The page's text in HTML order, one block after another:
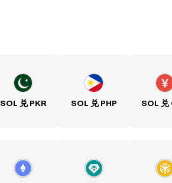
SOL 兑 PKR SOL 兑 PHP SOL 兑